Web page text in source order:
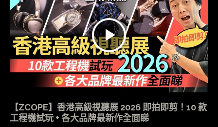
【ZCOPE】香港高級視聽展 2026 即拍即剪！10 款
工程機試玩 + 各大品牌最新作全面睇